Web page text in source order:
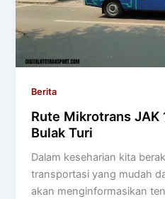
Berita
Rute Mikrotrans JAK
Bulak Turi
Dalam keseharian kita
transportasi yang mudah
akan menginformasikan